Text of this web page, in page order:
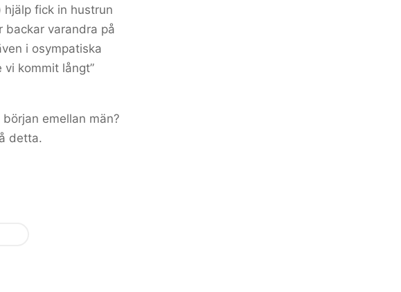
hjälp fick in hustrun
backar varandra på
i osympatiska
vi kommit långt”
emellan män?
detta.